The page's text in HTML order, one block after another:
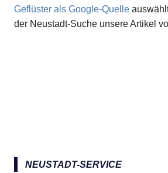
Geflüster als Google-Quelle
der Neustadt-Suche unsere Artikel
NEUSTADT-SERVICE